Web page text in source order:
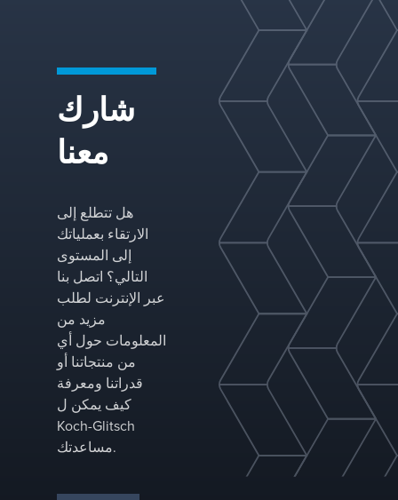
شارك
معنا
هل تتطلع إلى
الارتقاء بعملياتك
إلى المستوى
التالي؟ اتصل بنا
عبر الإنترنت لطلب
مزيد من
المعلومات حول أي
من منتجاتنا أو
قدراتنا ومعرفة
كيف يمكن ل
Koch-Glitsch
مساعدتك.